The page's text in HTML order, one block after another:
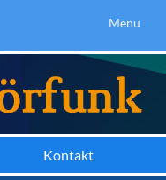
Menu
Kontakt